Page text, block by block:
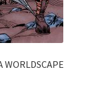
WORLDSCAPE